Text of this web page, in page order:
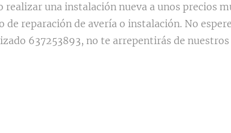
realizar una instalación nueva a unos precios
de reparación de avería o instalación. No
637253893, no te arrepentirás de nuestros